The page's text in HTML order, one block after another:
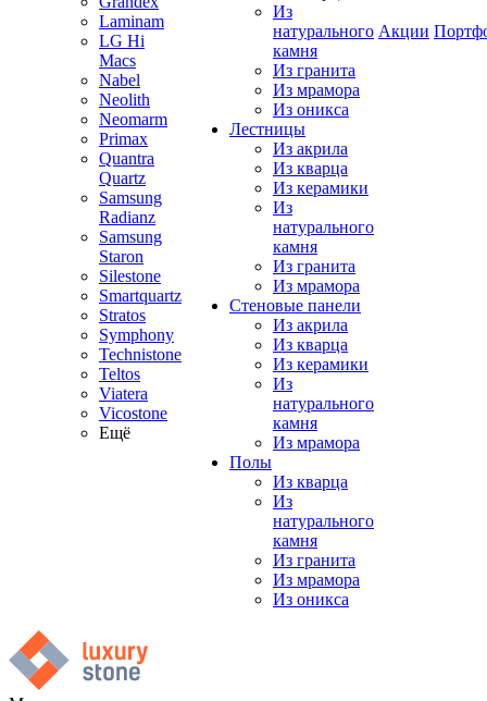
Laminam
LG Hi
Macs
Nabel
Neolith
Neomarm
Primax
Quantra
Quartz
Samsung
Radianz
Samsung
Staron
Silestone
Smartquartz
Stratos
Symphony
Technistone
Teltos
Viatera
Vicostone
Ещё
Из
натурального
камня
Из гранита
Из мрамора
Из оникса
Лестницы
Из акрила
Из кварца
Из керамики
Из
натурального
камня
Из гранита
Из мрамора
Стеновые панели
Из акрила
Из кварца
Из керамики
Из
натурального
камня
Из мрамора
Полы
Из кварца
Из
натурального
камня
Из гранита
Из мрамора
Из оникса
Акции